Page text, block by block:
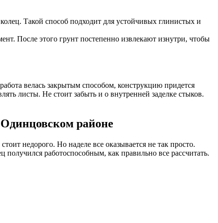
Такой способ подходит для устойчивых глинистых и
После этого грунт постепенно извлекают изнутри, чтобы
велась закрытым способом, конструкцию придется
листы. Не стоит забыть и о внутренней заделке стыков.
районе
недорого. Но наделе все оказывается не так просто.
работоспособным, как правильно все рассчитать.